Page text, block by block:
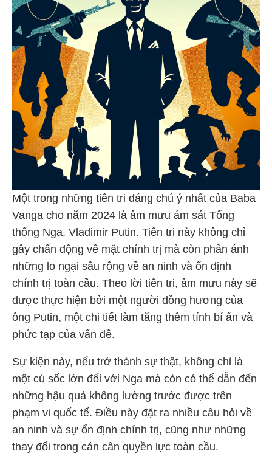
Một trong những tiên tri đáng chú ý nhất của Baba
Vanga cho năm 2024 là âm mưu ám sát Tổng
thống Nga, Vladimir Putin. Tiên tri này không chỉ
gây chấn động về mặt chính trị mà còn phản ánh
những lo ngại sâu rộng về an ninh và ổn định
chính trị toàn cầu. Theo lời tiên tri, âm mưu này sẽ
được thực hiện bởi một người đồng hương của
ông Putin, một chi tiết làm tăng thêm tính bí ẩn và
phức tạp của vấn đề.
Sự kiện này, nếu trở thành sự thật, không chỉ là
một cú sốc lớn đối với Nga mà còn có thể dẫn đến
những hậu quả không lường trước được trên
phạm vi quốc tế. Điều này đặt ra nhiều câu hỏi về
an ninh và sự ổn định chính trị, cũng như những
thay đổi trong cán cân quyền lực toàn cầu.